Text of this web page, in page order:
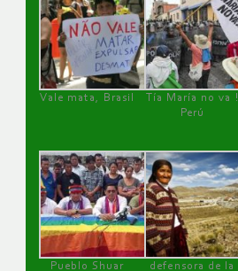
Vale mata, Brasil
Tía María no va !
Perú
Pueblo Shuar defensora de la